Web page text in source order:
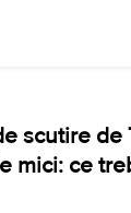
scutire de
mici: ce